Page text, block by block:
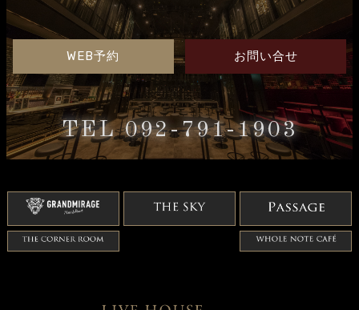
WEB予約 お問い合せ
TEL 092-791-1903